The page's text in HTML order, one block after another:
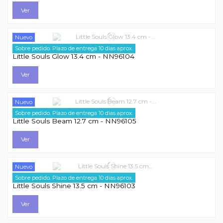
Ver
Nuevo
Sobre pedido. Plazo de entrega 10 dias aprox.
Little Souls
Little Souls Glow 13.4 cm - NN96104
Ver
Nuevo
Sobre pedido. Plazo de entrega 10 dias aprox.
Little Souls
Little Souls Beam 12.7 cm - NN96105
Ver
Nuevo
Sobre pedido. Plazo de entrega 10 dias aprox.
Little Souls
Little Souls Shine 13.5 cm - NN96103
Ver